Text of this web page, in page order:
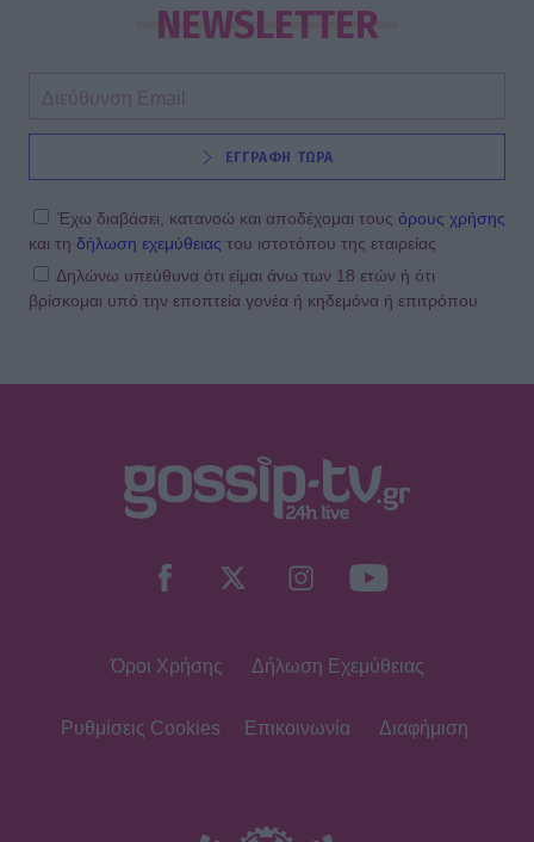
ρόλοι και οι πληγές του ανθρώπου
πίσω από τον μεγάλο πρωταγωνιστή
SHOWBIZ
Μάντυ Λάμπου: Πώς είναι και πού
παρουσιάστρια του «Ok» στο MAD
SHOWBIZ
GOSSIP SPECIALS
8 Αυγούστου 2017: Σαν σήμερα
δημοσιογράφος που τραγουδάει...» -
NEWSLETTER
ΕΓΓΡΑΦΗ ΤΩΡΑ
Έχω διαβάσει, κατανοώ και αποδέχομαι τους όρους χρήσης
και τη δήλωση εχεμύθειας του ιστοτόπου της εταιρείας
Δηλώνω υπεύθυνα ότι είμαι άνω των 18 ετών ή ότι
βρίσκομαι υπό την εποπτεία γονέα ή κηδεμόνα ή επιτρόπου
Όροι Χρήσης Δήλωση Εχεμύθειας
Ρυθμίσεις Cookies Επικοινωνία Διαφήμιση